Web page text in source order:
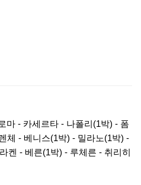
마 - 카세르타 - 나폴리(1박) - 폼
체 - 베니스(1박) - 밀라노(1박) -
켄 - 베른(1박) - 루체른 - 취리히